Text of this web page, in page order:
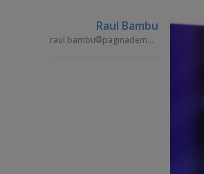
Raul Bambu
raul.bambu paginademedia.ro